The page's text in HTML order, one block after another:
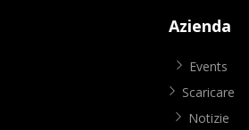
Azienda
Events
Scaricare
Notizie